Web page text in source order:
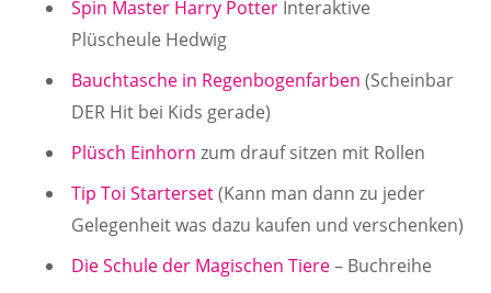
Spin Master Harry Potter Interaktive
Plüscheule Hedwig
Bauchtasche in Regenbogenfarben (Scheinbar
DER Hit bei Kids gerade)
Plüsch Einhorn zum drauf sitzen mit Rollen
Tip Toi Starterset(Kann man dann zu jeder
Gelegenheit was dazu kaufen und verschenken)
Die Schule der Magischen Tiere– Buchreihe